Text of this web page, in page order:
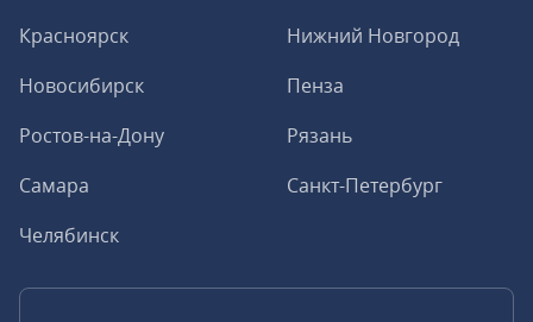
Красноярск
Нижний Новгород
Новосибирск
Пенза
Ростов-на-Дону
Рязань
Самара
Санкт-Петербург
Челябинск